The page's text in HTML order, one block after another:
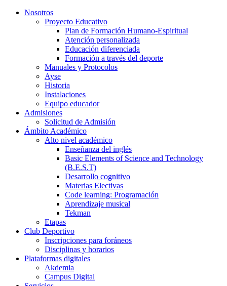
Nosotros
Proyecto Educativo
Plan de Formación Humano-Espiritual
Atención personalizada
Educación diferenciada
Formación a través del deporte
Manuales y Protocolos
Ayse
Historia
Instalaciones
Equipo educador
Admisiones
Solicitud de Admisión
Ámbito Académico
Alto nivel académico
Enseñanza del inglés
Basic Elements of Science and Technology
(B.E.S.T)
Desarrollo cognitivo
Materias Electivas
Code learning: Programación
Aprendizaje musical
Tekman
Etapas
Club Deportivo
Inscripciones para foráneos
Disciplinas y horarios
Plataformas digitales
Akdemia
Campus Digital